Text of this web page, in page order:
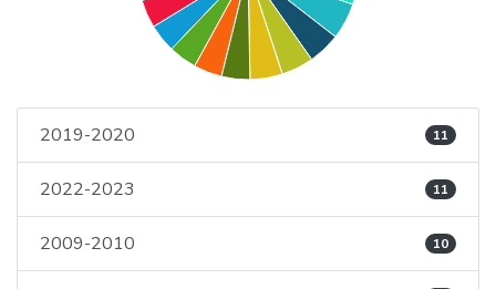
2019-2020 11
2022-2023 11
2009-2010 10